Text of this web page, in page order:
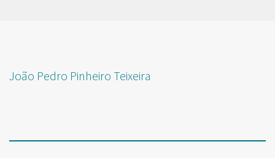
João Pedro Pinheiro Teixeira